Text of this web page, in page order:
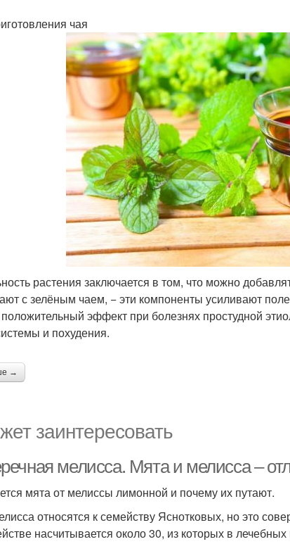
чая
растения заключается в том, что можно
с зелёным чаем, − эти компоненты усиливают
эффект при болезнях простудной
и похудения.
→
заинтересовать
мелисса. Мята и мелисса –
мята от мелиссы лимонной и почему их путают.
относятся к семейству Яснотковых, но это
насчитывается около 30, из которых в